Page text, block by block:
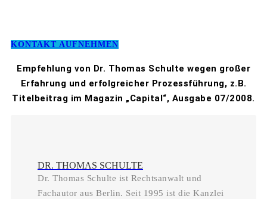
KONTAKT AUFNEHMEN
Empfehlung von Dr. Thomas Schulte wegen großer
Erfahrung und erfolgreicher Prozessführung, z.B.
Titelbeitrag im Magazin „Capital“, Ausgabe 07/2008.
DR. THOMAS SCHULTE
Dr. Thomas Schulte ist Rechtsanwalt und
Fachautor aus Berlin. Seit 1995 ist die Kanzlei